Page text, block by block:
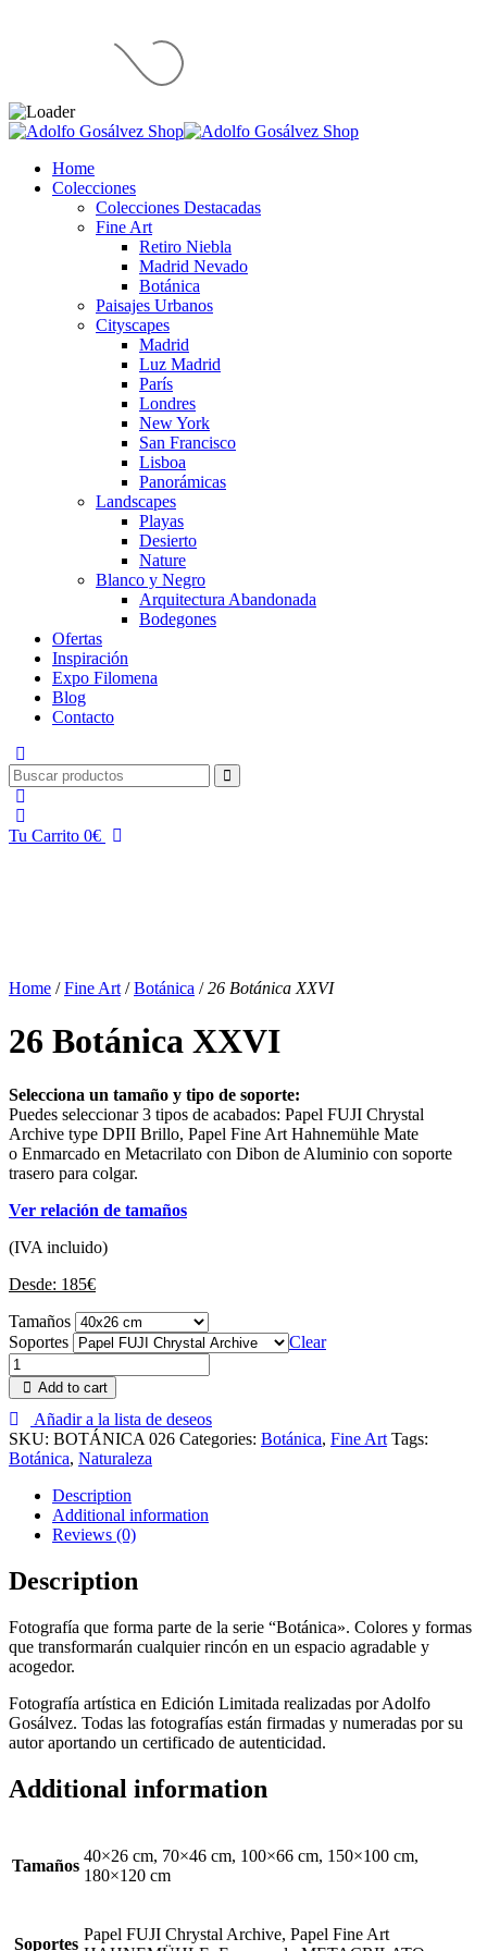
Home
Colecciones
Colecciones Destacadas
Fine Art
Retiro Niebla
Madrid Nevado
Botánica
Paisajes Urbanos
Cityscapes
Madrid
Luz Madrid
París
Londres
New York
San Francisco
Lisboa
Panorámicas
Landscapes
Playas
Desierto
Nature
Blanco y Negro
Arquitectura Abandonada
Bodegones
Ofertas
Inspiración
Expo Filomena
Blog
Contacto
Tu Carrito 0€
Home /Fine Art /Botánica /26 Botánica XXVI
26 Botánica XXVI
Selecciona un tamaño y tipo de soporte:
Puedes seleccionar 3 tipos de acabados: Papel FUJI Chrystal
Archive type DPII Brillo, Papel Fine Art Hahnemühle Mate
o Enmarcado en Metacrilato con Dibon de Aluminio con soporte
trasero para colgar.
Ver relación de tamaños
(IVA incluido)
Desde: 185€
Tamaños
Soportes
Clear
Add to cart
Añadir a la lista de deseos
SKU: BOTÁNICA 026 Categories: Botánica, Fine Art Tags:
Botánica, Naturaleza
Description
Additional information
Reviews (0)
Description
Fotografía que forma parte de la serie “Botánica». Colores y formas
que transformarán cualquier rincón en un espacio agradable y
acogedor.
Fotografía artística en Edición Limitada realizadas por Adolfo
Gosálvez. Todas las fotografías están firmadas y numeradas por su
autor aportando un certificado de autenticidad.
Additional information
Tamaños
40×26 cm, 70×46 cm, 100×66 cm, 150×100 cm,
180×120 cm
Soportes
Papel FUJI Chrystal Archive, Papel Fine Art